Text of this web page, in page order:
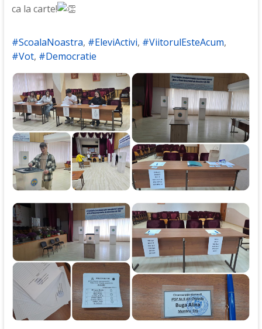
ca la carte!
#ScoalaNoastra, #EleviActivi, #ViitorulEsteAcum,
#Vot, #Democratie